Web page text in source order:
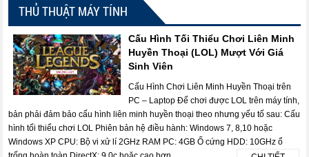
THỦ THUẬT MÁY TÍNH
Cấu Hình Tối Thiểu Chơi Liên Minh
Huyền Thoại (LOL) Mượt Với Giá
Sinh Viên
Cấu Hình Chơi Liên Minh Huyền Thoại trên
PC – Laptop Để chơi được LOL trên máy tính,
bản phải đảm bảo cấu hình liên minh huyền thoại theo nhưng yếu tố sau: Cấu
hình tối thiểu chơi LOL Phiên bản hệ điều hành: Windows 7, 8,10 hoặc
Windows XP CPU: Bộ vi xử lí 2GHz RAM PC: 4GB Ổ cứng HDD: 10GHz ổ